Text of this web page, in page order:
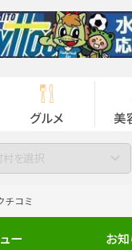
グルメ 美
村を選択
チコミ
ー お